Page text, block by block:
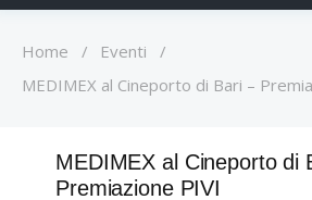
Home / Eventi
/
MEDIMEX al Cineporto di Bari –
MEDIMEX al Cineporto di
Premiazione PIVI